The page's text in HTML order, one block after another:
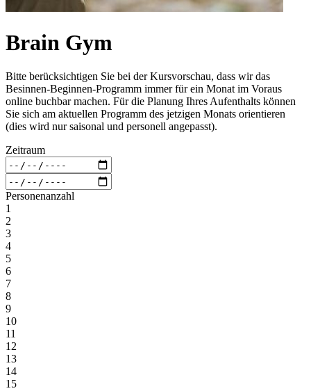
Brain Gym
Bitte berücksichtigen Sie bei der Kursvorschau, dass wir das
Besinnen-Beginnen-Programm immer für ein Monat im Voraus
online buchbar machen. Für die Planung Ihres Aufenthalts können
Sie sich am aktuellen Programm des jetzigen Monats orientieren
(dies wird nur saisonal und personell angepasst).
Zeitraum
Personenanzahl
1
2
3
4
5
6
7
8
9
10
11
12
13
14
15